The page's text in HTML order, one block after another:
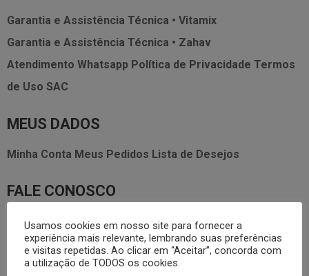
Garantia e Assistência Técnica • Vitamix
Garantia e Assistência Técnica • Zahav
Atendimento Whatsapp Política de Privacidade Termos
de Uso SAC
MEUS DADOS
Minha Conta Meus Pedidos Lista de Desejos
FALE CONOSCO
3338.2628
foodservice@dayhome.com.br
Atendimento Whatsapp
VISITE NOSSO SHOWRROM:
Usamos cookies em nosso site para fornecer a
experiência mais relevante, lembrando suas preferências
e visitas repetidas. Ao clicar em “Aceitar”, concorda com
a utilização de TODOS os cookies.